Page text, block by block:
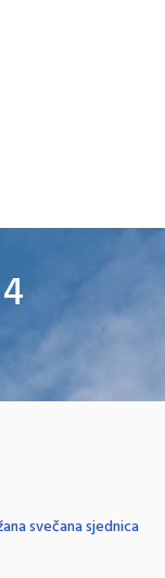
svečana sjednica